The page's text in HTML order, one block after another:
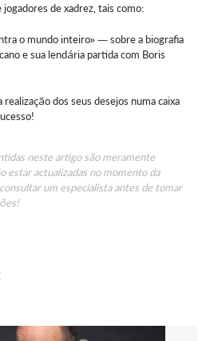
de xadrez, tais como:
o mundo inteiro» — sobre a biografia
e sua lendária partida com Boris
realização dos seus desejos numa caixa
neste artigo são meramente
estar actualizadas no momento da
um especialista antes de tomar